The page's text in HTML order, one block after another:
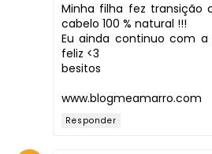
Minha filha fez transição
cabelo 100 % natural !!!
Eu ainda continuo com a
feliz <3
besitos
www.blogmeamarro.com
Responder